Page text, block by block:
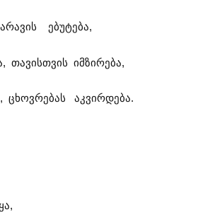
ებუტება,
თავისთვის იმზირება,
ცხოვრებას აკვირდება.